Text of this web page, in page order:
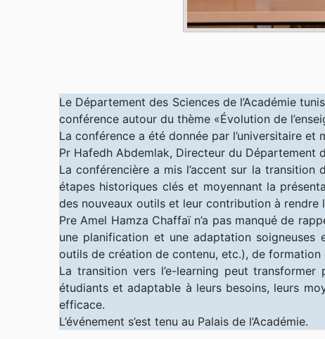
Le Département des Sciences de l’Académie
conférence autour du thème «Évolution de
La conférence a été donnée par l’universitaire
Pr Hafedh Abdemlak, Directeur du Département
La conférencière a mis l’accent sur la transition
étapes historiques clés et moyennant la
des nouveaux outils et leur contribution à
Pre Amel Hamza Chaffaï n’a pas manqué de
une planification et une adaptation soigneuses
outils de création de contenu, etc.), de
La transition vers l’e-learning peut
étudiants et adaptable à leurs besoins, leurs
efficace.
L’événement s’est tenu au Palais de l’Académie.